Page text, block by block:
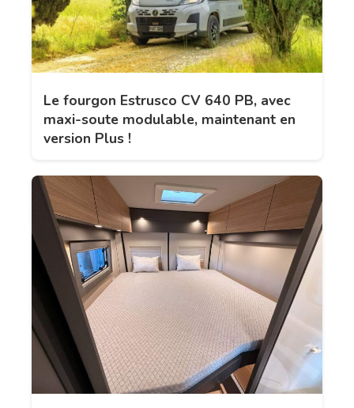
Le fourgon Estrusco CV 640 PB, avec
maxi-soute modulable, maintenant en
version Plus !